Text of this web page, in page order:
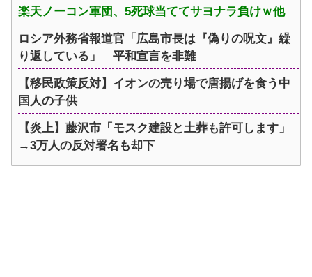
楽天ノーコン軍団、5死球当ててサヨナラ負けｗ他
ロシア外務省報道官「広島市長は『偽りの呪文』繰
り返している」 平和宣言を非難
【移民政策反対】イオンの売り場で唐揚げを食う中
国人の子供
【炎上】藤沢市「モスク建設と土葬も許可します」
→3万人の反対署名も却下